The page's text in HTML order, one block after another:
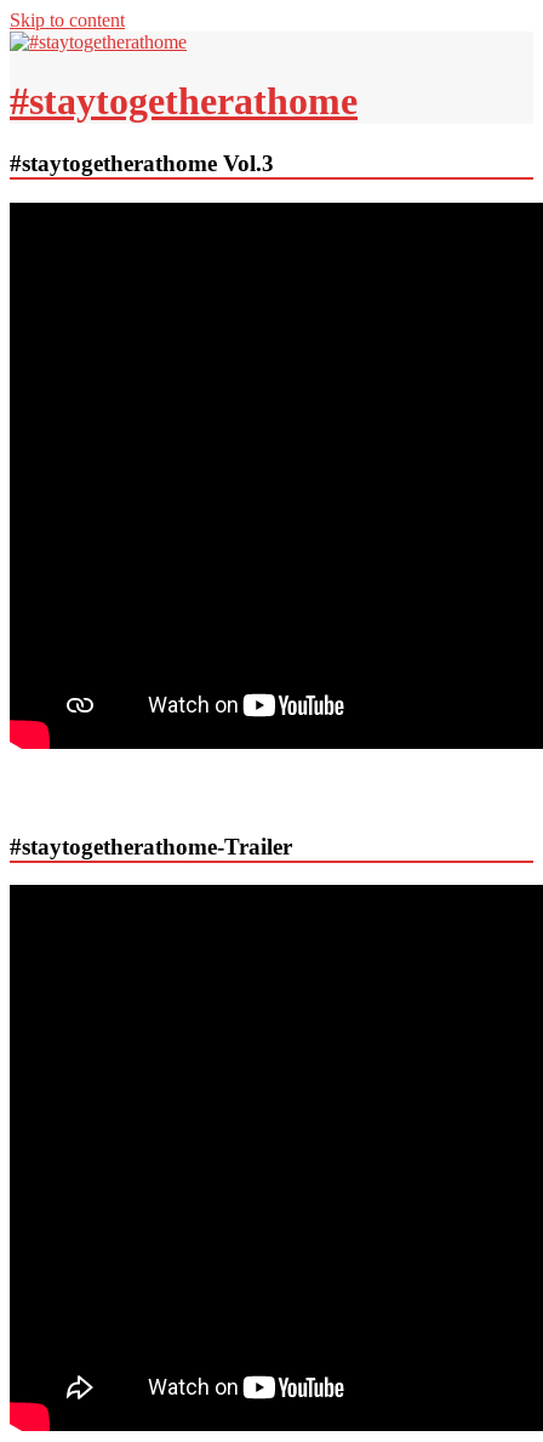
Skip to content
#staytogetherathome
#staytogetherathome Vol.3
#staytogetherathome-Trailer